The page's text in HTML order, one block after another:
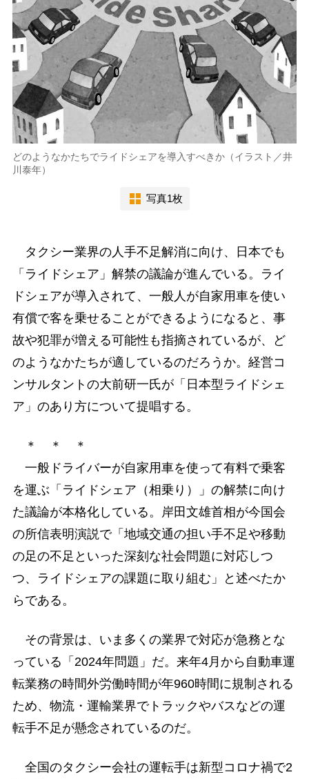
どのようなかたちでライドシェアを導入すべきか（イラスト／井
川泰年）
写真1枚
タクシー業界の人手不足解消に向け、日本でも
「ライドシェア」解禁の議論が進んでいる。ライ
ドシェアが導入されて、一般人が自家用車を使い
有償で客を乗せることができるようになると、事
故や犯罪が増える可能性も指摘されているが、ど
のようなかたちが適しているのだろうか。経営コ
ンサルタントの大前研一氏が「日本型ライドシェ
ア」のあり方について提唱する。
＊ ＊ ＊
一般ドライバーが自家用車を使って有料で乗客
を運ぶ「ライドシェア（相乗り）」の解禁に向け
た議論が本格化している。岸田文雄首相が今国会
の所信表明演説で「地域交通の担い手不足や移動
の足の不足といった深刻な社会問題に対応しつ
つ、ライドシェアの課題に取り組む」と述べたか
らである。
その背景は、いま多くの業界で対応が急務とな
っている「2024年問題」だ。来年4月から自動車運
転業務の時間外労働時間が年960時間に規制される
ため、物流・運輸業界でトラックやバスなどの運
転手不足が懸念されているのだ。
全国のタクシー会社の運転手は新型コロナ禍で2